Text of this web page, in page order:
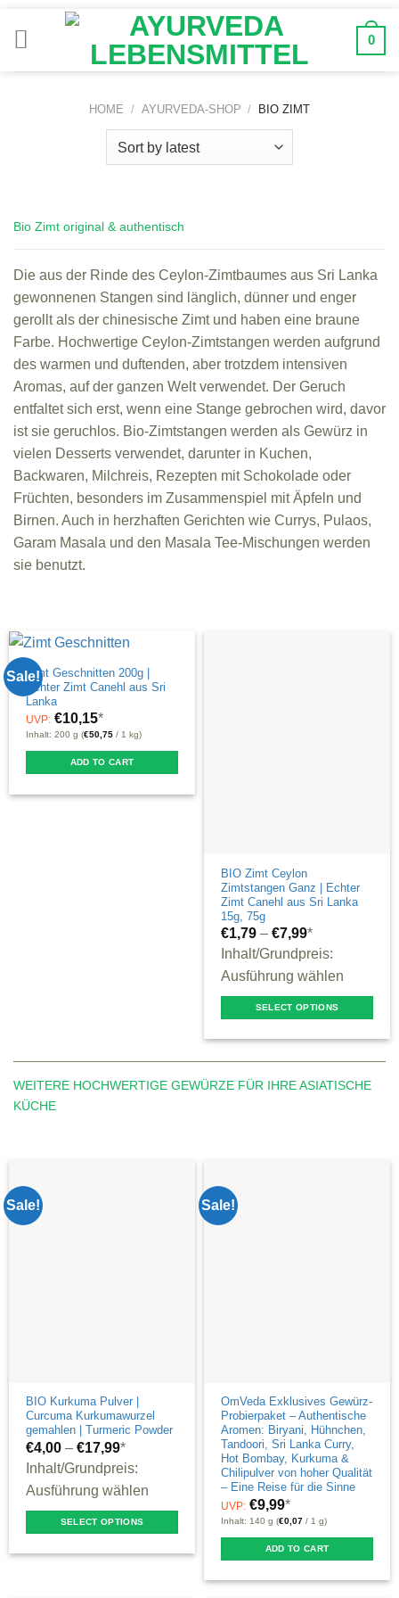
Inhalt
0
HOME / AYURVEDA-SHOP / BIO ZIMT
Bio Zimt original & authentisch
Die aus der Rinde des Ceylon-Zimtbaumes aus Sri Lanka
gewonnenen Stangen sind länglich, dünner und enger
gerollt als der chinesische Zimt und haben eine braune
Farbe. Hochwertige Ceylon-Zimtstangen werden aufgrund
des warmen und duftenden, aber trotzdem intensiven
Aromas, auf der ganzen Welt verwendet. Der Geruch
entfaltet sich erst, wenn eine Stange gebrochen wird, davor
ist sie geruchlos. Bio-Zimtstangen werden als Gewürz in
vielen Desserts verwendet, darunter in Kuchen,
Backwaren, Milchreis, Rezepten mit Schokolade oder
Früchten, besonders im Zusammenspiel mit Äpfeln und
Birnen. Auch in herzhaften Gerichten wie Currys, Pulaos,
Garam Masala und den Masala Tee-Mischungen werden
sie benutzt.
Sale!Zimt Geschnitten 200g |
Echter Zimt Canehl aus Sri
Lanka
UVP: €10,15*
Inhalt: 200 g (€50,75 / 1 kg)
ADD TO CART
BIO Zimt Ceylon
Zimtstangen Ganz | Echter
Zimt Canehl aus Sri Lanka
15g, 75g
€1,79 –€7,99*
Inhalt/Grundpreis:
Ausführung wählen
SELECT OPTIONS
may
be
chosen
WEITERE HOCHWERTIGE GEWÜRZE FÜR IHRE ASIATISCHE
KÜCHE
Sale!
BIO Kurkuma Pulver |
Curcuma Kurkumawurzel
gemahlen | Turmeric Powder
€4,00 –€17,99*
Inhalt/Grundpreis:
Ausführung wählen
SELECT OPTIONS
Sale!
OmVeda Exklusives Gewürz-
Probierpaket – Authentische
Aromen: Biryani, Hühnchen,
Tandoori, Sri Lanka Curry,
Hot Bombay, Kurkuma &
Chilipulver von hoher Qualität
– Eine Reise für die Sinne
UVP: €9,99*
Inhalt: 140 g (€0,07 / 1 g)
ADD TO CART